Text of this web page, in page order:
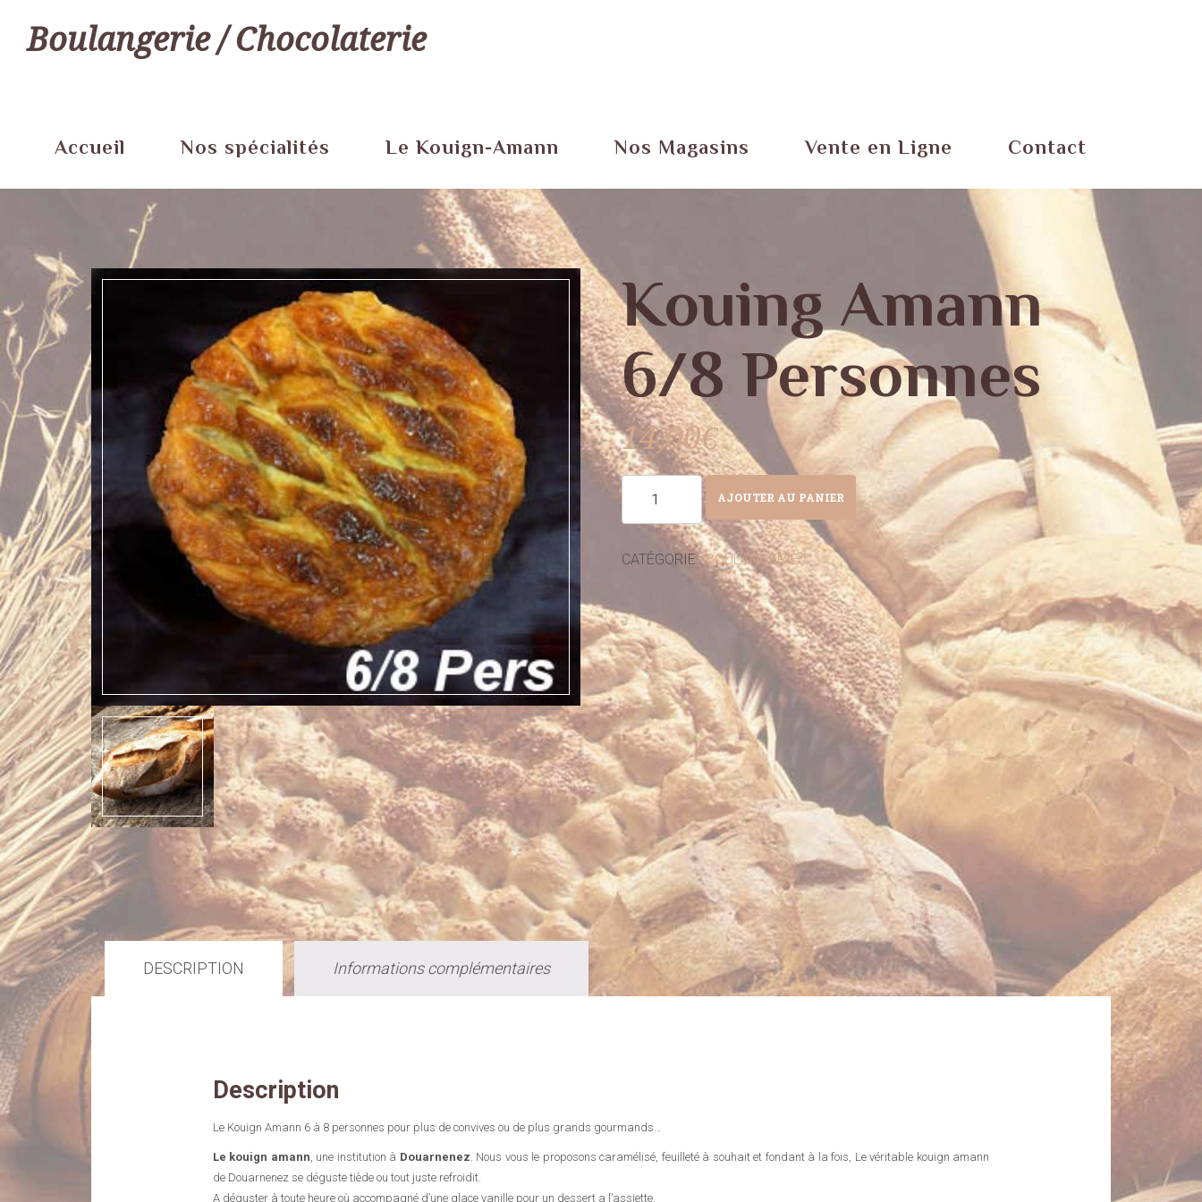
contentBoulangerie / Chocolaterie
Accueil Nos spécialités Le Kouign-Amann Nos Magasins Vente en Ligne Contact
Kouing Amann
6/8 Personnes
14,00€
AJOUTER AU PANIER
CATÉGORIE :BOULANGERIE
DESCRIPTION Informations complémentaires
Description
Le Kouign Amann 6 à 8 personnes pour plus de convives ou de plus grands gourmands…
Le kouign amann, une institution à Douarnenez. Nous vous le proposons caramélisé, feuilleté à souhait et fondant à la fois, Le véritable kouign amann
de Douarnenez se déguste tiède ou tout juste refroidit.
A déguster à toute heure où accompagné d’une glace vanille pour un dessert a l’assiette.